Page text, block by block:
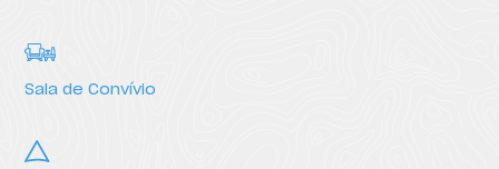
Sala de Convívio